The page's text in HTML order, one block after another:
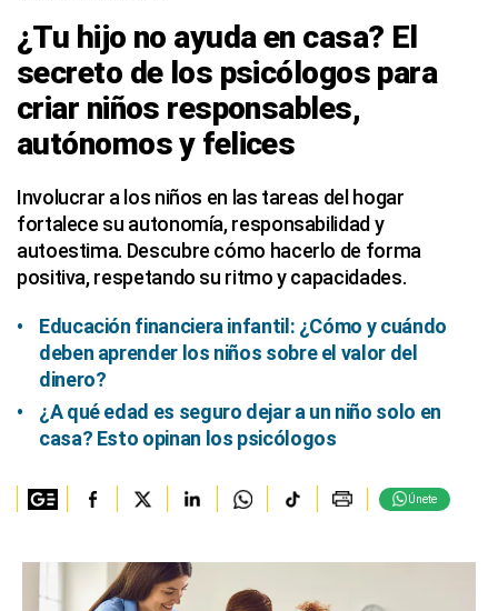
¿Tu hijo no ayuda en casa? El
secreto de los psicólogos para
criar niños responsables,
autónomos y felices
Involucrar a los niños en las tareas del hogar
fortalece su autonomía, responsabilidad y
autoestima. Descubre cómo hacerlo de forma
positiva, respetando su ritmo y capacidades.
Educación financiera infantil: ¿Cómo y cuándo
deben aprender los niños sobre el valor del
dinero?
¿A qué edad es seguro dejar a un niño solo en
casa? Esto opinan los psicólogos
Únete